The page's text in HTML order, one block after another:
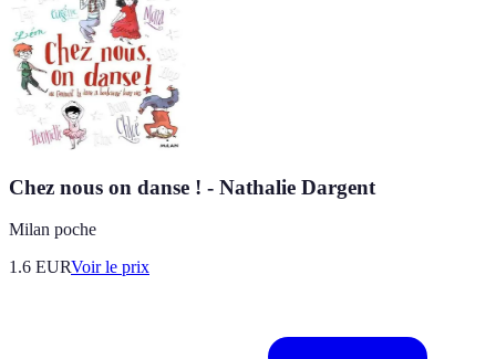
Chez nous on danse ! - Nathalie Dargent
Milan poche
1.6 EURVoir le prix